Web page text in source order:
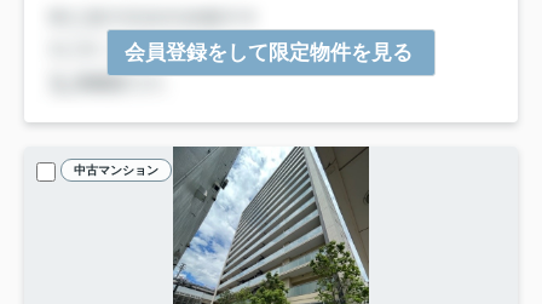
会員登録をして限定物件を見る
中古マンション